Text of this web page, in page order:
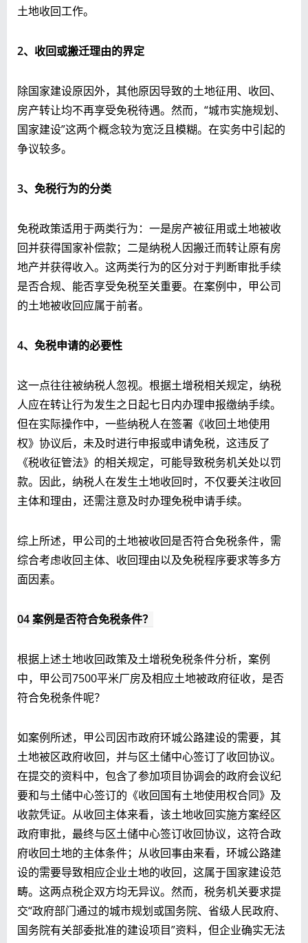
土地收回工作。
2、收回或搬迁理由的界定
除国家建设原因外，其他原因导致的土地征用、收回、
房产转让均不再享受免税待遇。然而，“城市实施规划、
国家建设”这两个概念较为宽泛且模糊。在实务中引起的
争议较多。
3、免税行为的分类
免税政策适用于两类行为：一是房产被征用或土地被收
回并获得国家补偿款；二是纳税人因搬迁而转让原有房
地产并获得收入。这两类行为的区分对于判断审批手续
是否合规、能否享受免税至关重要。在案例中，甲公司
的土地被收回应属于前者。
4、免税申请的必要性
这一点往往被纳税人忽视。根据土增税相关规定，纳税
人应在转让行为发生之日起七日内办理申报缴纳手续。
但在实际操作中，一些纳税人在签署《收回土地使用
权》协议后，未及时进行申报或申请免税，这违反了
《税收征管法》的相关规定，可能导致税务机关处以罚
款。因此，纳税人在发生土地收回时，不仅要关注收回
主体和理由，还需注意及时办理免税申请手续。
综上所述，甲公司的土地被收回是否符合免税条件，需
综合考虑收回主体、收回理由以及免税程序要求等多方
面因素。
04 案例是否符合免税条件？
根据上述土地收回政策及土增税免税条件分析，案例
中，甲公司7500平米厂房及相应土地被政府征收，是否
符合免税条件呢？
如案例所述，甲公司因市政府环城公路建设的需要，其
土地被区政府收回，并与区土储中心签订了收回协议。
在提交的资料中，包含了参加项目协调会的政府会议纪
要和与土储中心签订的《收回国有土地使用权合同》及
收款凭证。从收回主体来看，该土地收回实施方案经区
政府审批，最终与区土储中心签订收回协议，这符合政
府收回土地的主体条件；从收回事由来看，环城公路建
设的需要导致相应企业土地的收回，这属于国家建设范
畴。这两点税企双方均无异议。然而，税务机关要求提
交“政府部门通过的城市规划或国务院、省级人民政府、
国务院有关部委批准的建设项目”资料，但企业确实无法